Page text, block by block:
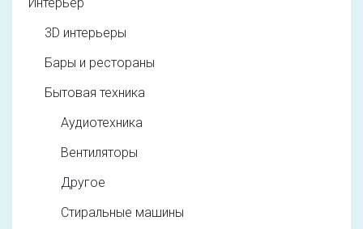
Интерьер
3D интерьеры
Бары и рестораны
Бытовая техника
Аудиотехника
Вентиляторы
Другое
Стиральные машины